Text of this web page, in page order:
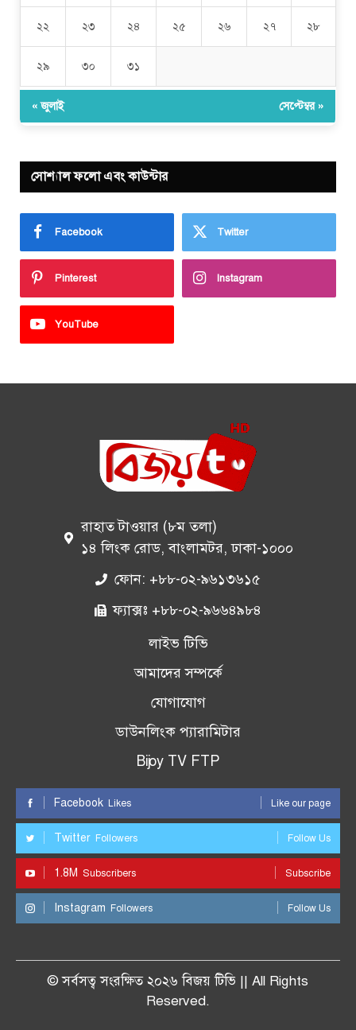
২২ ২৩ ২৪ ২৫ ২৬ ২৭ ২৮
২৯ ৩০ ৩১
« জুলাই সেপ্টেম্বর »
সোশ্যাল ফলো এবং কাউন্টার
Facebook Twitter
Pinterest Instagram
YouTube
রাহাত টাওয়ার (৮ম তলা)
১৪ লিংক রোড, বাংলামটর, ঢাকা-১০০০
ফোন: +৮৮-০২-৯৬১৩৬১৫
ফ্যাক্সঃ +৮৮-০২-৯৬৬৪৯৮৪
লাইভ টিভি
আমাদের সম্পর্কে
যোগাযোগ
ডাউনলিংক প্যারামিটার
Bijoy TV FTP
Facebook Likes Like our page
Twitter Followers Follow Us
1.8M Subscribers Subscribe
Instagram Followers Follow Us
© সর্বসত্ব সংরক্ষিত ২০২৬ বিজয় টিভি || All Rights
Reserved.